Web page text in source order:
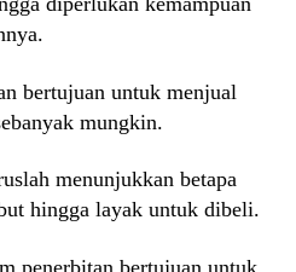
bertujuan untuk menjual
mungkin.
menunjukkan betapa
hingga layak untuk dibeli.
penerbitan bertujuan untuk